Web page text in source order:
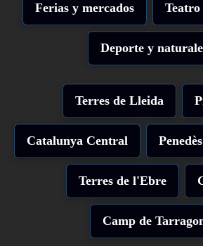
Ferias y mercados Teatro
Deporte y
Terres de Lleida
Catalunya Central Penedès
Terres de l'Ebre
Camp de